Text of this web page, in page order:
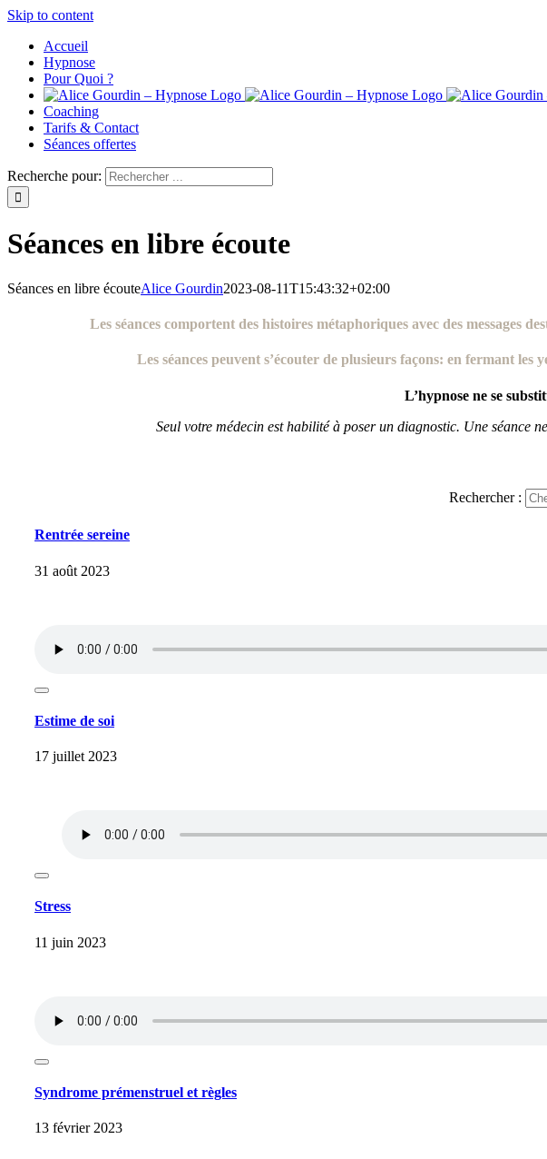
Skip to content
Accueil
Hypnose
Pour Quoi ?
Coaching
Tarifs & Contact
Séances offertes
Recherche pour:
Séances en libre écoute
Séances en libre écouteAlice Gourdin2023-08-11T15:43:32+02:00
Les séances comportent des histoires métaphoriques avec des messages
Les séances peuvent s’écouter de plusieurs façons: en fermant
L’hypnose ne se
Seul votre médecin est habilité à poser un diagnostic. Une séance
Rechercher :
Rentrée sereine
31 août 2023
Estime de soi
17 juillet 2023
Stress
11 juin 2023
Syndrome prémenstruel et règles
13 février 2023